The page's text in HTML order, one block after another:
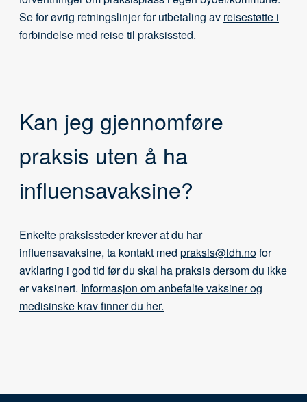
Se for øvrig retningslinjer for utbetaling av reisestøtte i
forbindelse med reise til praksissted.
Kan jeg gjennomføre
praksis uten å ha
influensavaksine?
Enkelte praksissteder krever at du har
influensavaksine, ta kontakt med praksis@ldh.nofor
avklaring i god tid før du skal ha praksis dersom du ikke
er vaksinert. Informasjon om anbefalte vaksiner og
medisinske krav finner du her.